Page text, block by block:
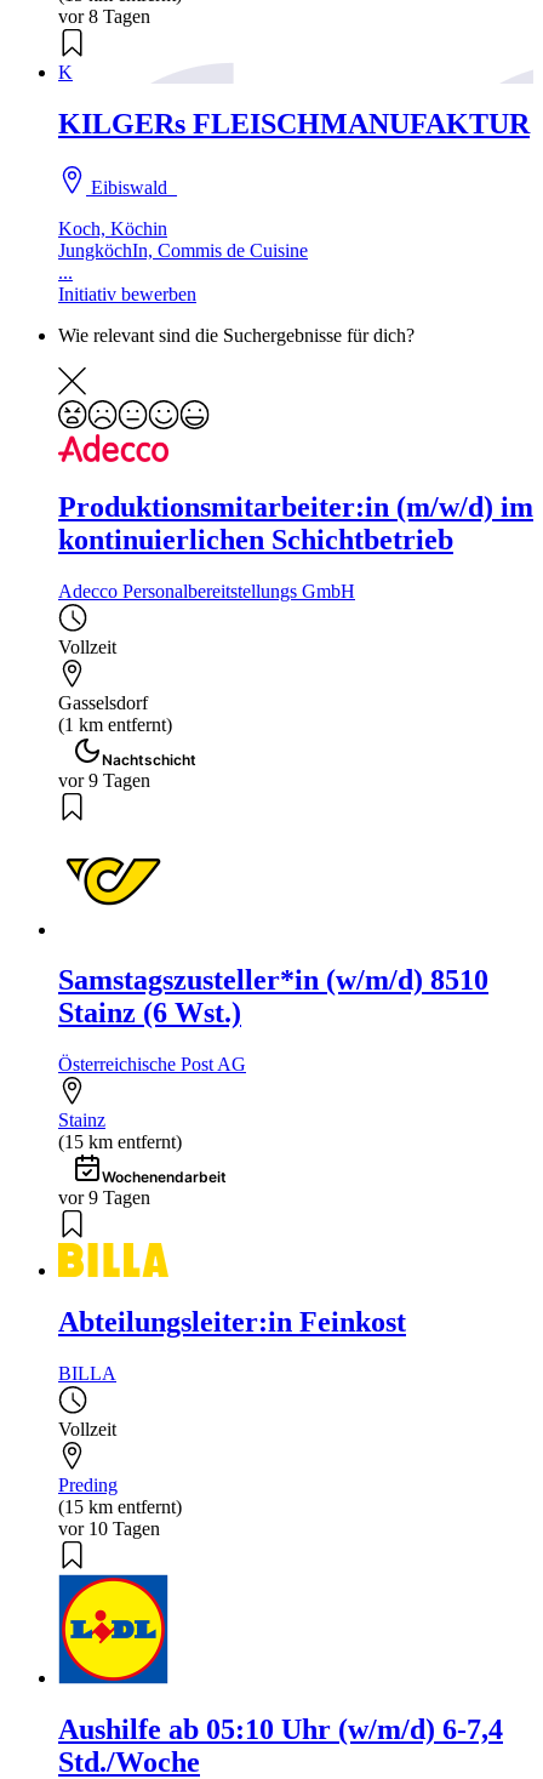
vor 8 Tagen
K
KILGERs FLEISCHMANUFAKTUR
Eibiswald
Koch, Köchin
JungköchIn, Commis de Cuisine
...
Initiativ bewerben
Wie relevant sind die Suchergebnisse für dich?
Produktionsmitarbeiter:in (m/w/d) im
kontinuierlichen Schichtbetrieb
Adecco Personalbereitstellungs GmbH
Vollzeit
Gasselsdorf
(1 km entfernt)
Nachtschicht
vor 9 Tagen
Samstagszusteller*in (w/m/d) 8510
Stainz (6 Wst.)
Österreichische Post AG
Stainz
(15 km entfernt)
Wochenendarbeit
vor 9 Tagen
Abteilungsleiter:in Feinkost
BILLA
Vollzeit
Preding
(15 km entfernt)
vor 10 Tagen
Aushilfe ab 05:10 Uhr (w/m/d) 6-7,4
Std./Woche